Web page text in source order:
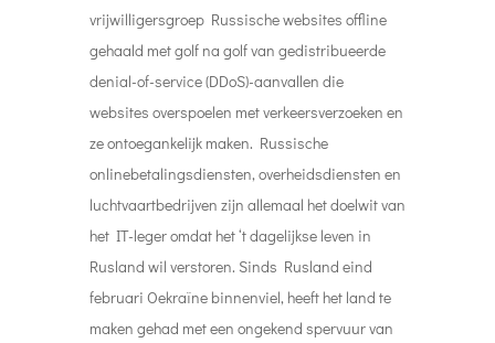
vrijwilligersgroep Russische websites offline
gehaald met golf na golf van gedistribueerde
denial-of-service (DDoS)-aanvallen die
websites overspoelen met verkeersverzoeken en
ze ontoegankelijk maken. Russische
onlinebetalingsdiensten, overheidsdiensten en
luchtvaartbedrijven zijn allemaal het doelwit van
het IT-leger omdat het ‘t dagelijkse leven in
Rusland wil verstoren. Sinds Rusland eind
februari Oekraïne binnenviel, heeft het land te
maken gehad met een ongekend spervuur ​​van